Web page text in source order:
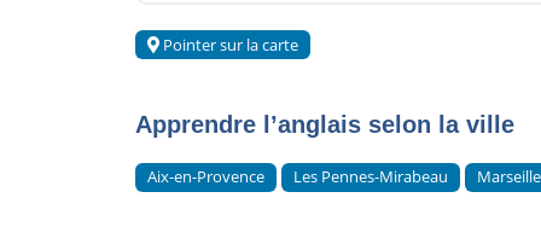
Pointer sur la carte
Apprendre l’anglais selon la ville
Aix-en-Provence Les Pennes-Mirabeau Marseille